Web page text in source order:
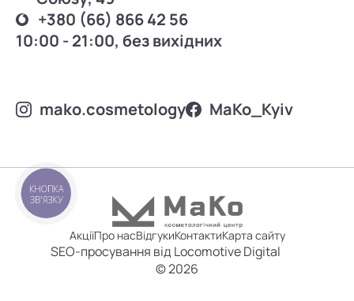
+380 (66) 866 42 56
10:00 - 21:00, без вихідних
mako.cosmetology MаKo_Kyiv
АкціїПро насВідгукиКонтактиКарта сайту
SEO-просування від Locomotive Digital
© 2026
КНОПКА
ЗВ'ЯЗКУ